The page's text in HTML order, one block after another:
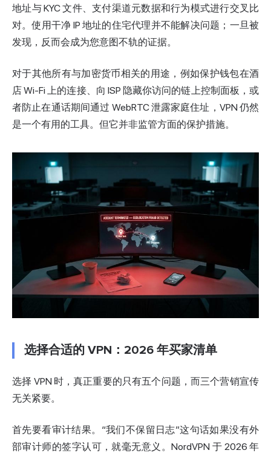
地址与 KYC 文件、支付渠道元数据和行为模式进行交叉比
对。使用干净 IP 地址的住宅代理并不能解决问题；一旦被
发现，反而会成为您意图不轨的证据。
对于其他所有与加密货币相关的用途，例如保护钱包在酒
店 Wi-Fi 上的连接、向 ISP 隐藏你访问的链上控制面板，或
者防止在通话期间通过 WebRTC 泄露家庭住址，VPN 仍然
是一个有用的工具。但它并非监管方面的保护措施。
选择合适的 VPN：2026 年买家清单
选择 VPN 时，真正重要的只有五个问题，而三个营销宣传
无关紧要。
首先要看审计结果。“我们不保留日志”这句话如果没有外
部审计师的签字认可，就毫无意义。NordVPN 于 2026 年